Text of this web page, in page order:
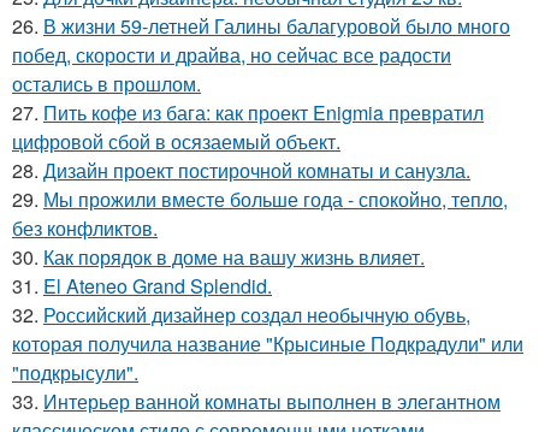
26. В жизни 59-летней Галины балагуровой было много
побед, скорости и драйва, но сейчас все радости
остались в прошлом.
27. Пить кофе из бага: как проект Enigmia превратил
цифровой сбой в осязаемый объект.
28. Дизайн проект постирочной комнаты и санузла.
29. Мы прожили вместе больше года - спокойно, тепло,
без конфликтов.
30. Как порядок в доме на вашу жизнь влияет.
31. El Ateneo Grand Splendid.
32. Российский дизайнер создал необычную обувь,
которая получила название "Крысиные Подкрадули" или
"подкрысули".
33. Интерьер ванной комнаты выполнен в элегантном